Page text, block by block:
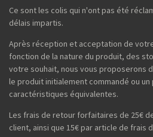
Ce sont les colis qui n'ont pas été
délais impartis.
Après réception et acceptation de
fonction de la nature du produit, des
votre souhait, nous vous proposerons
le produit initialement commandé ou
caractéristiques équivalentes.
Les frais de retour forfaitaires de 25€
client, ainsi que 15€ par article de frais